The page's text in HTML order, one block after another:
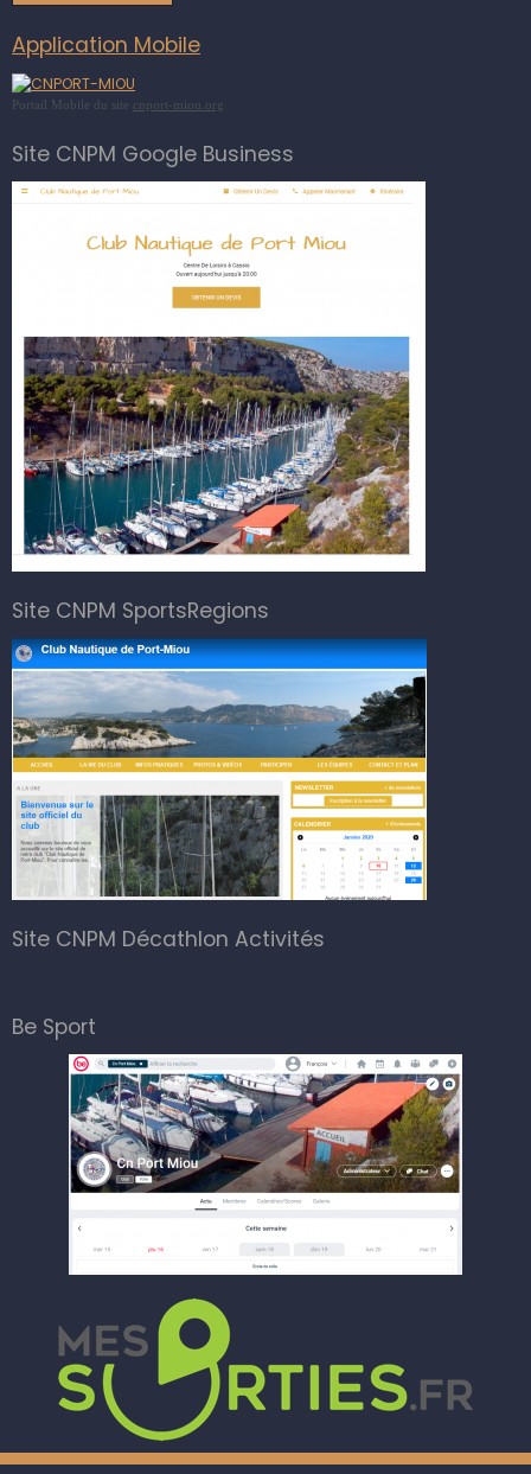
Application Mobile
Portail Mobile du site cnport-miou.org
Site CNPM Google Business
Site CNPM SportsRegions
Site CNPM Décathlon Activités
Be Sport